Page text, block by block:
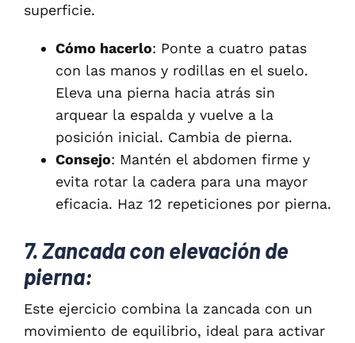
superficie.
Cómo hacerlo: Ponte a cuatro patas
con las manos y rodillas en el suelo.
Eleva una pierna hacia atrás sin
arquear la espalda y vuelve a la
posición inicial. Cambia de pierna.
Consejo: Mantén el abdomen firme y
evita rotar la cadera para una mayor
eficacia. Haz 12 repeticiones por pierna.
7. Zancada con elevación de
pierna:
Este ejercicio combina la zancada con un
movimiento de equilibrio, ideal para activar